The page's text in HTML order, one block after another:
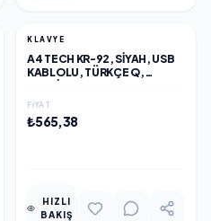
KLAVYE
A4 TECH KR-92, SIYAH, USB
KABLOLU, TÜRKÇE Q,
FIYAT
₺565,38
HIZLI
BAKIŞ